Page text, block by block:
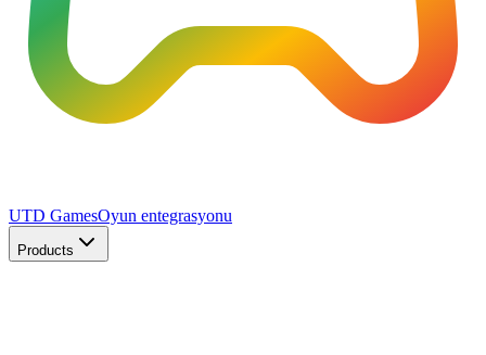
UTD GamesOyun entegrasyonu
Products